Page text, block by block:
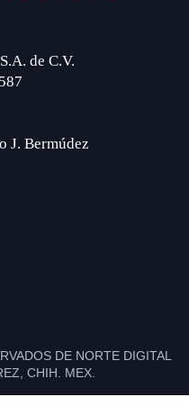
de C.V.
J. Bermúdez
DE NORTE DIGITAL
CHIH. MEX.